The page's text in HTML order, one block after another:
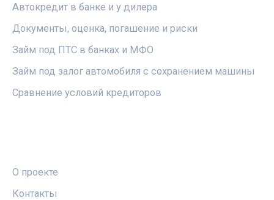
Автокредит в банке и у дилера
Документы, оценка, погашение и риски
Займ под ПТС в банках и МФО
Займ под залог автомобиля с сохранением машины
Сравнение условий кредиторов
О проекте
Контакты